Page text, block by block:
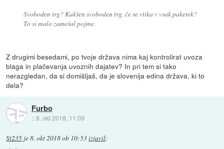
Svoboden trg? Kakšen svoboden trg, če se vtika v vsak paketek?
To si malo zamešal pojme.
Z drugimi besedami, po tvoje država nima kaj kontrolirat uvoza
blaga in plačevanja uvoznih dajatev? In pri tem si tako
nerazgledan, da si domišljaš, da je slovenija edina država, ki to
dela?
Furbo
::8. okt 2018, 11:09
St235 je8. okt 2018 ob 10:53izjavil: